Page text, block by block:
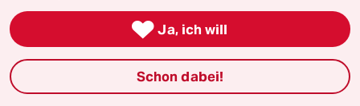
Niedrigwasser
Rente
 Ja, ich will
Schon dabei!